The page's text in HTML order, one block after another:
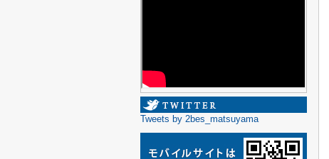
Tweets by 2bes_matsuyama